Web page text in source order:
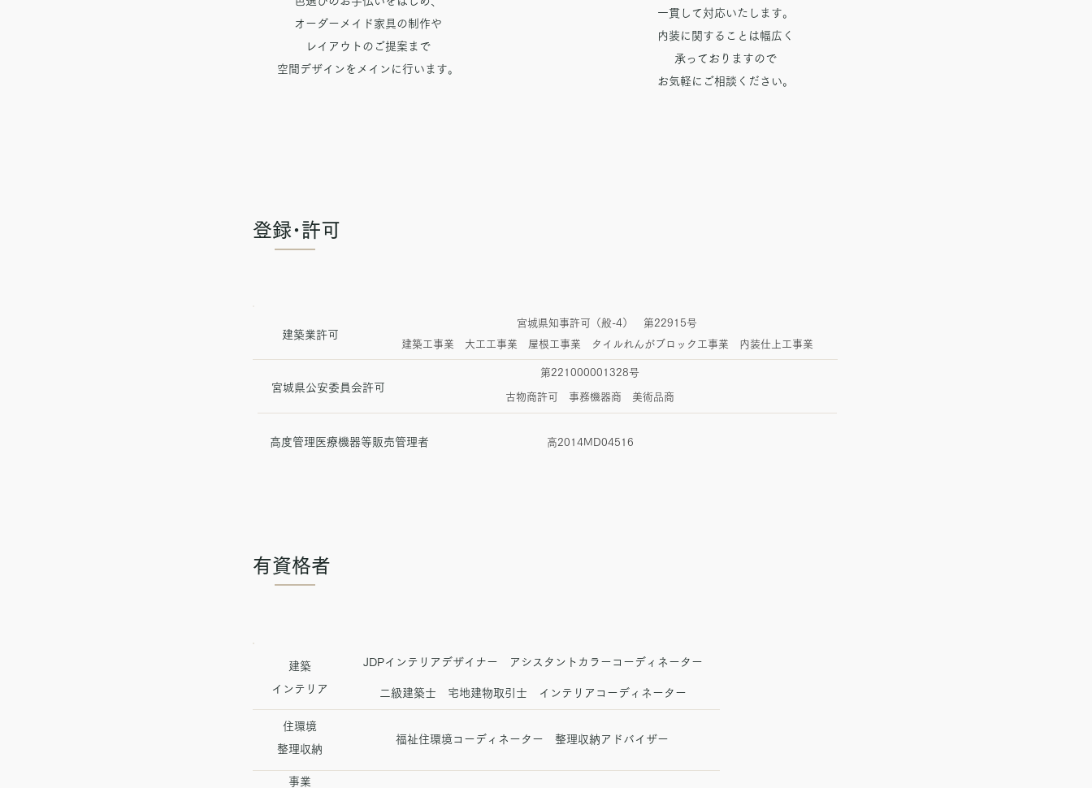
オーダーメイド家具の制作や
レイアウトのご提案まで
空間デザインをメインに行います。
一貫して対応いたします。
​内装に関することは幅広く
​承っておりますので
お気軽にご相談ください。
登録･許可
建築業許可
宮城県知事許可（般-4） 第22915号
建築工事業 大工工事業 屋根工事業
タイルれんがブロック工事業 内装仕上工事業
宮城県公安委員会許可
​第221000001328号
古物商許可 事務機器商 美術品商
高度管理医療機器等販売管理者 ​高2014MD04516
有資格者
建築
​インテリア
住環境
​整理収納
事業
JDPインテリアデザイナー アシスタントカラーコーディネーター
二級建築士 宅地建物取引士 インテリアコーディネーター​
福祉住環境コーディネーター 整理収納アドバイザー